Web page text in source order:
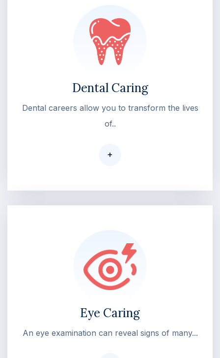
Dental Caring
Dental careers allow you to transform the lives
of..
+
Eye Caring
An eye examination can reveal signs of many...